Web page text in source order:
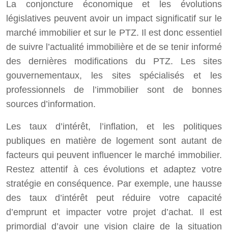
La conjoncture économique et les évolutions
législatives peuvent avoir un impact significatif sur le
marché immobilier et sur le PTZ. Il est donc essentiel
de suivre l’actualité immobilière et de se tenir informé
des dernières modifications du PTZ. Les sites
gouvernementaux, les sites spécialisés et les
professionnels de l’immobilier sont de bonnes
sources d’information.
Les taux d’intérêt, l’inflation, et les politiques
publiques en matière de logement sont autant de
facteurs qui peuvent influencer le marché immobilier.
Restez attentif à ces évolutions et adaptez votre
stratégie en conséquence. Par exemple, une hausse
des taux d’intérêt peut réduire votre capacité
d’emprunt et impacter votre projet d’achat. Il est
primordial d’avoir une vision claire de la situation